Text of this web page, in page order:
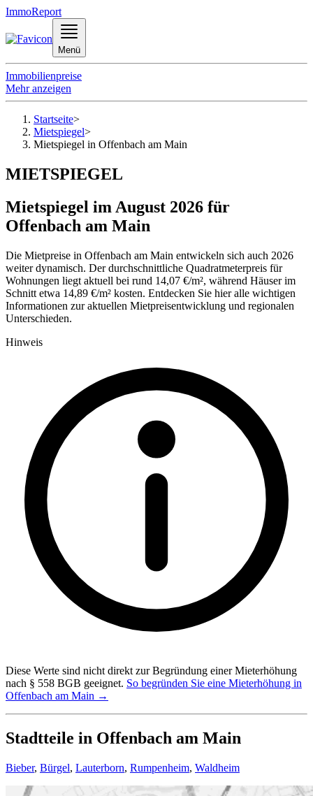
ImmoReport
Menü
Immobilienpreise
Mehr anzeigen
Startseite>
Mietspiegel>
Mietspiegel in Offenbach am Main
MIETSPIEGEL
Mietspiegel im August 2026 für
Offenbach am Main
Die Mietpreise in Offenbach am Main entwickeln sich auch 2026
weiter dynamisch. Der durchschnittliche Quadratmeterpreis für
Wohnungen liegt aktuell bei rund 14,07 €/m², während Häuser im
Schnitt etwa 14,89 €/m² kosten. Entdecken Sie hier alle wichtigen
Informationen zur aktuellen Mietpreisentwicklung und regionalen
Unterschieden.
Hinweis
Diese Werte sind nicht direkt zur Begründung einer Mieterhöhung
nach § 558 BGB geeignet. So begründen Sie eine Mieterhöhung in
Offenbach am Main →
Stadtteile in Offenbach am Main
Bieber, Bürgel, Lauterborn, Rumpenheim, Waldheim